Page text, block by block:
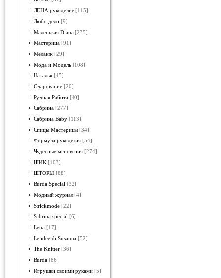
ЛЕНА рукоделие [115]
Любо дело [9]
Маленькая Diana [235]
Мастерица [91]
Меланж [29]
Мода и Модель [108]
Наталья [45]
Очарование [20]
Ручная Работа [40]
Сабрина [277]
Сабрина Baby [113]
Спицы Мастерицы [34]
Формула рукоделия [54]
Чудесные мгновения [274]
ШИК [103]
ШТОРЫ [88]
Burda Special [32]
Модный журнал [4]
Strickmode [22]
Sabrina special [6]
Lena [17]
Le idee di Susanna [52]
The Knitter [36]
Burda [86]
Игрушки своими руками [5]